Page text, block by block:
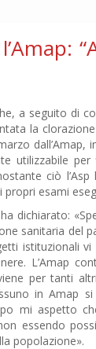
a seguito di
la
dall’Amap,
utilizzabile
ciò l’Asp
esami
dichiarato:
sanitaria del
istituzionali vi
L’Amap
per tanti
in Amap
mi aspetto
essendo
popolazione».